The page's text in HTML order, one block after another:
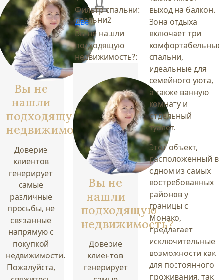
Вы не
нашли
подходящую
недвижимость?
Доверие
клиентов
генерирует
самые
различные
просьбы, не
связанные
напрямую с
покупкой
недвижимости.
Пожалуйста,
спальни2
Фильтр спальни:
Две
Вы не нашли
подходящую
недвижимость?:
Вы не
нашли
подходящую
недвижимость?
Доверие
клиентов
генерирует
выход на балкон.
Зона отдыха
включает три
спальни,
идеальные для
семейного уюта,
а также ванную
комнату и
отдельный
туалет.
Этот объект,
расположенный в
одном из самых
востребованных
районов у
границы с
Монако,
предлагает
исключительные
возможности как
для постоянного
проживания, так